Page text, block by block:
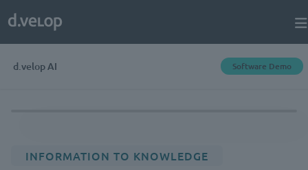
d.velop AI Software Demo
INFORMATION TO KNOWLEDGE